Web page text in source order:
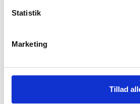
Statistik
Marketing
Tillad
2750 Ballerup
Etage:1